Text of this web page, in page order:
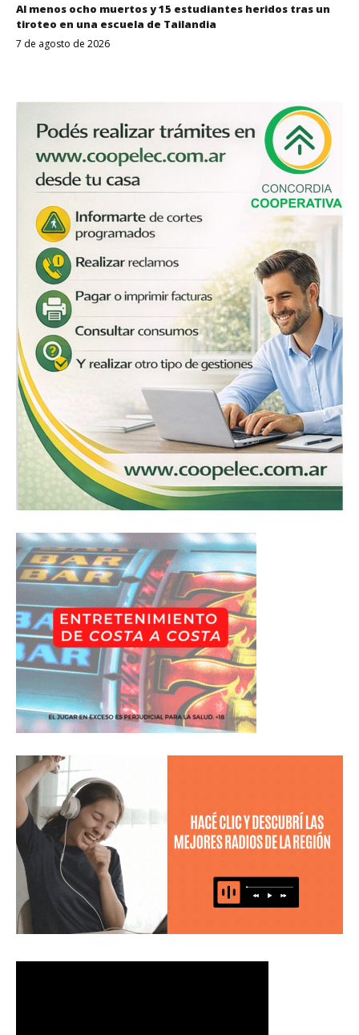
Al menos ocho muertos y 15 estudiantes heridos tras un
tiroteo en una escuela de Tailandia
7 de agosto de 2026